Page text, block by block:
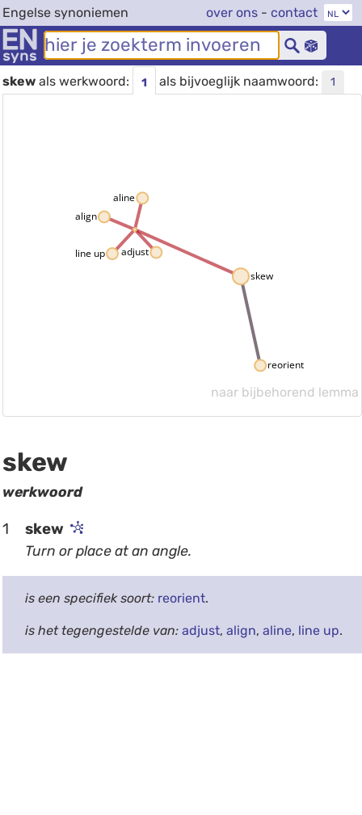
Engelse synoniemen over ons - contact
skewals werkwoord: 1 als bijvoeglijk naamwoord: 1
skew
reorient
adjust
align
aline
line up
naar bijbehorend lemma
skew
werkwoord
1 skew
Turn or place at an angle.
is een specifiek soort: reorient.
is het tegengestelde van: adjust, align, aline, line up.